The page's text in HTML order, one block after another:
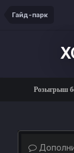
Гайд-парк
Розыгрыш